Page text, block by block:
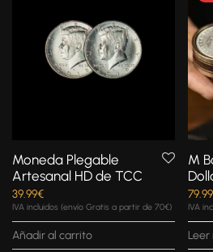
Moneda Plegable
Artesanal HD de TCC
39.99€
IVA incluidos (envío Gratis a partir de 70€)
Añadir al carrito
M
79.99
IVA
Leer